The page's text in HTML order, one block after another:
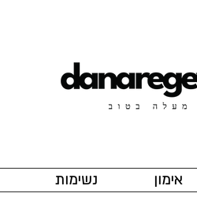
נשימות אימון